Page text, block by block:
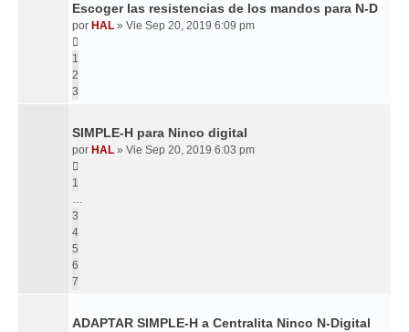
Escoger las resistencias de los mandos para N-D
por HAL » Vie Sep 20, 2019 6:09 pm
1
2
3
SIMPLE-H para Ninco digital
por HAL » Vie Sep 20, 2019 6:03 pm
1
…
3
4
5
6
7
ADAPTAR SIMPLE-H a Centralita Ninco N-Digital